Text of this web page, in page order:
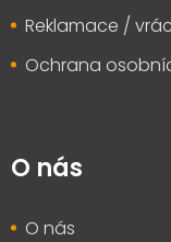
Reklamace /
Ochrana
O nás
O nás